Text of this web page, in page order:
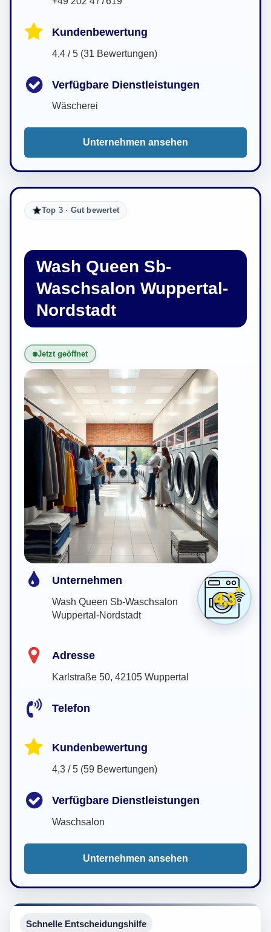
Kundenbewertung
4,4 / 5 (31 Bewertungen)
Verfügbare Dienstleistungen
Wäscherei
Unternehmen ansehen
Top 3 · Gut bewertet
Wash Queen Sb-
Waschsalon Wuppertal-
Nordstadt
Jetzt geöffnet
4,3
Unternehmen
Wash Queen Sb-Waschsalon
Wuppertal-Nordstadt
Adresse
Karlstraße 50, 42105 Wuppertal
Telefon
Kundenbewertung
4,3 / 5 (59 Bewertungen)
Verfügbare Dienstleistungen
Waschsalon
Unternehmen ansehen
Schnelle Entscheidungshilfe